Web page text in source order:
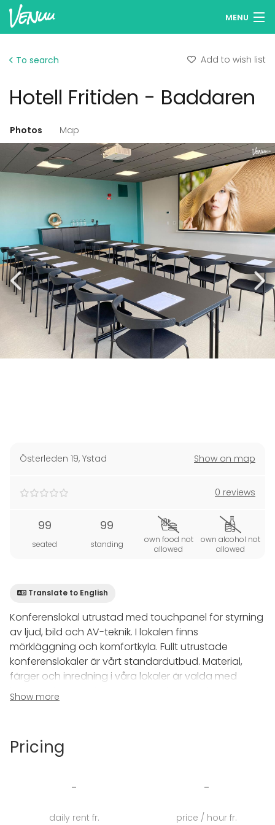
MENU
Log in
Add your venue
To search Add to wish list
Hotell Fritiden - Baddaren
Photos Map
Österleden 19, Ystad Show on map
0 reviews
99
seated
99
standing
own food not
allowed
own alcohol not
allowed
Translate to English
Konferenslokal utrustad med touchpanel för styrning
av ljud, bild och AV-teknik. I lokalen finns
mörkläggning och komfortkyla. Fullt utrustade
konferenslokaler är vårt standardutbud. Material,
färger och inredning i våra lokaler är valda med
hänsyn till människans fysiska och mentala
förutsättningar och behov i mötessituationer. Ljus,
specialutrustning kan du alltid vända dig till din
Fritiden Hotell & Kongress är det gamla badhuset
Show more
Pricing
-
daily rent fr.
-
price / hour fr.